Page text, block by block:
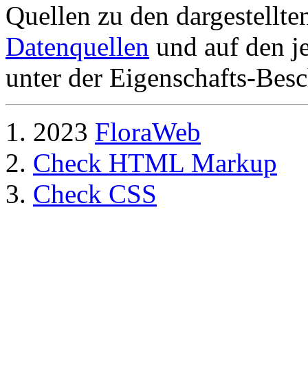
Quellen zu den
Datenquellen und auf den
unter der Eigenschafts-
2023 FloraWeb
Check HTML Markup
Check CSS